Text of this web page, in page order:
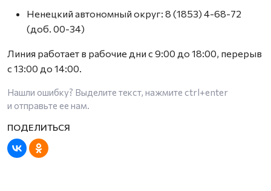
Ненецкий автономный округ: 8 (1853) 4-68-72
(доб. 00-34)
Линия работает в рабочие дни с 9:00 до 18:00, перерыв
с 13:00 до 14:00.
Нашли ошибку? Выделите текст, нажмите ctrl+enter
и отправьте ее нам.